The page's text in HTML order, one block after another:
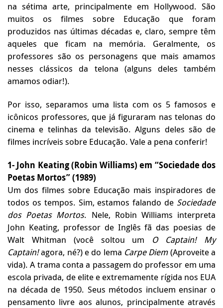
na sétima arte, principalmente em Hollywood. São
muitos os filmes sobre Educação que foram
produzidos nas últimas décadas e, claro, sempre têm
aqueles que ficam na memória. Geralmente, os
professores são os personagens que mais amamos
nesses clássicos da telona (alguns deles também
amamos odiar!).
Por isso, separamos uma lista com os 5 famosos e
icônicos professores, que já figuraram nas telonas do
cinema e telinhas da televisão. Alguns deles são de
filmes incríveis sobre Educação. Vale a pena conferir!
1- John Keating (Robin Williams) em “Sociedade dos
Poetas Mortos” (1989)
Um dos filmes sobre Educação mais inspiradores de
todos os tempos. Sim, estamos falando de Sociedade
dos Poetas Mortos. Nele, Robin Williams interpreta
John Keating, professor de Inglês fã das poesias de
Walt Whitman (você soltou um O Captain! My
Captain!agora, né?) e do lema Carpe Diem(Aproveite a
vida). A trama conta a passagem do professor em uma
escola privada, de elite e extremamente rígida nos EUA
na década de 1950. Seus métodos incluem ensinar o
pensamento livre aos alunos, principalmente através